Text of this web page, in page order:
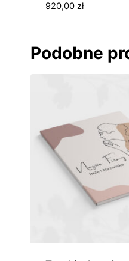
920,00 zł
Podobne